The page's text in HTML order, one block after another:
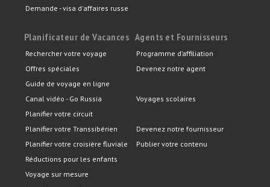
Demande - visa d'affaires russe
Planificateur de Vacances
Rechercher votre voyage
Offres spéciales
Guide de voyage en ligne
Canal vidéo - Go Russia
Planifier votre circuit
Planifier votre Transsibérien
Planifier votre croisière fluviale
Réductions pour les enfants
Voyage sur mesure
Agents et Fournisseurs
Programme d’affiliation
Devenez notre agent
Voyages scolaires
Devenez notre fournisseur
Publier votre contenu